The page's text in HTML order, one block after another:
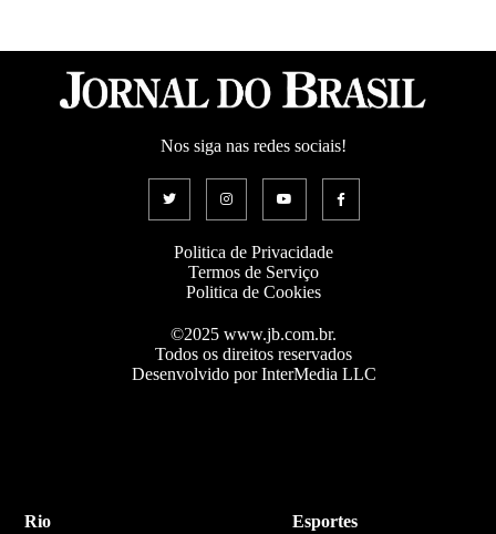
Nos siga nas redes sociais!
Politica de Privacidade
Termos de Serviço
Politica de Cookies
©2025 www.jb.com.br.
Todos os direitos reservados
Desenvolvido por InterMedia LLC
Rio Esportes